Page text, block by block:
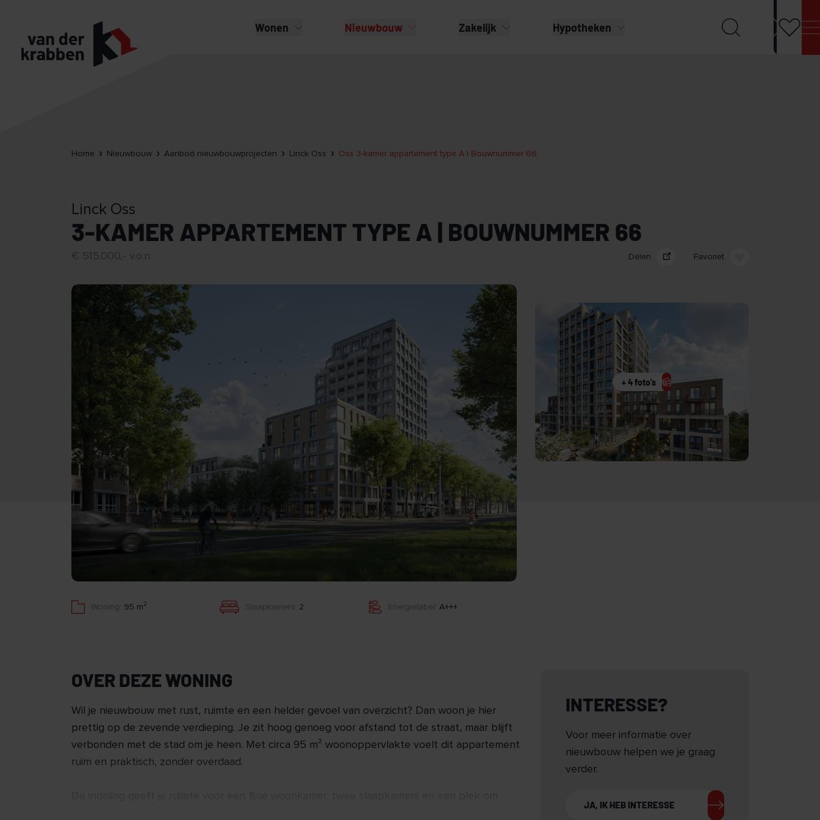
Wonen Nieuwbouw Zakelijk Hypotheken
Home Nieuwbouw Aanbod nieuwbouwprojecten Linck Oss Oss 3-kamer appartement type A | Bouwnummer 66
Linck Oss
3-KAMER APPARTEMENT TYPE A | BOUWNUMMER 66
€ 515.000,- v.o.n. Delen Favoriet
+ 4 foto's
Woning: 95 m2 Slaapkamers: 2 Energielabel: A+++
OVER DEZE WONING
Wil je nieuwbouw met rust, ruimte en een helder gevoel van overzicht? Dan woon je hier
prettig op de zevende verdieping. Je zit hoog genoeg voor afstand tot de straat, maar blijft
verbonden met de stad om je heen. Met circa 95 m² woonoppervlakte voelt dit appartement
ruim en praktisch, zonder overdaad.
INTERESSE?
Voor meer informatie over
nieuwbouw helpen we je graag
verder.
JA, IK HEB INTERESSE